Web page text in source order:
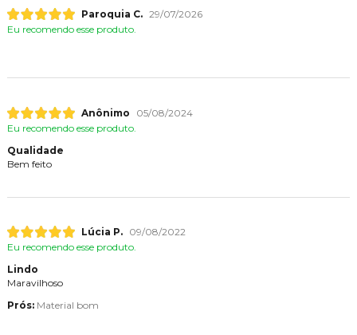
Paroquia C. 29/07/2026
Eu recomendo esse produto.
Anônimo
05/08/2024
Eu recomendo esse produto.
Qualidade
Bem feito
Lúcia P.
09/08/2022
Eu recomendo esse produto.
Lindo
Maravilhoso
Prós: Material bom